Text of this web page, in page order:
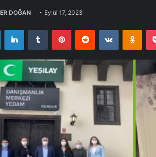
DOĞAN Eylül 17, 2023
Twitter LinkedInTumblr PinterestReddit VKontakte